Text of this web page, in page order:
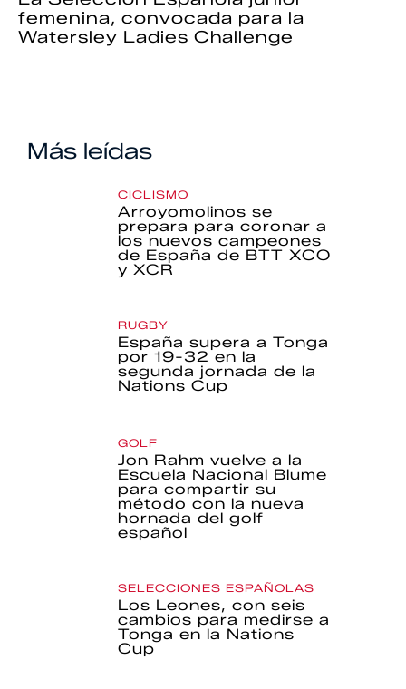
femenina, convocada para la
Watersley Ladies Challenge
Más leídas
CICLISMO
Arroyomolinos se
prepara para coronar a
los nuevos campeones
de España de BTT XCO
y XCR
RUGBY
España supera a Tonga
por 19-32 en la
segunda jornada de la
Nations Cup
GOLF
Jon Rahm vuelve a la
Escuela Nacional Blume
para compartir su
método con la nueva
hornada del golf
español
SELECCIONES ESPAÑOLAS
Los Leones, con seis
cambios para medirse a
Tonga en la Nations
Cup